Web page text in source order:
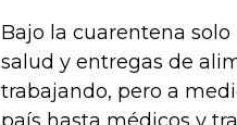
Bajo la cuarentena
salud y entregas de
trabajando, pero a